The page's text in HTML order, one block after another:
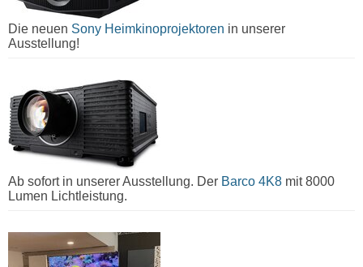
Die neuen Sony Heimkinoprojektoren in unserer
Ausstellung!
Ab sofort in unserer Ausstellung. Der Barco 4K8 mit 8000
Lumen Lichtleistung.